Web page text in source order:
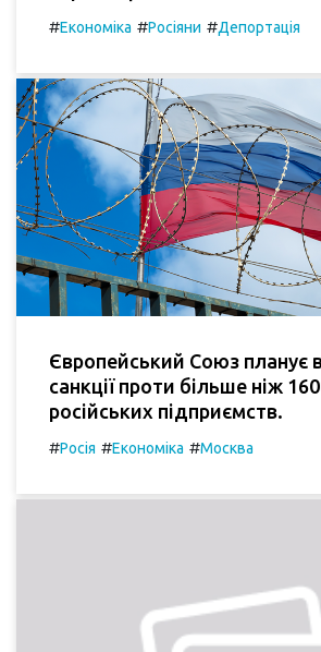
#Економіка #Росіяни #Депортація
Європейський Союз планує
санкції проти більше ніж
російських підприємств.
#Росія #Економіка #Москва